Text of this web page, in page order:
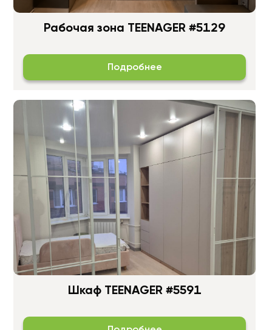
Рабочая зона TEENAGER #5129
Подробнее
Шкаф TEENAGER #5591